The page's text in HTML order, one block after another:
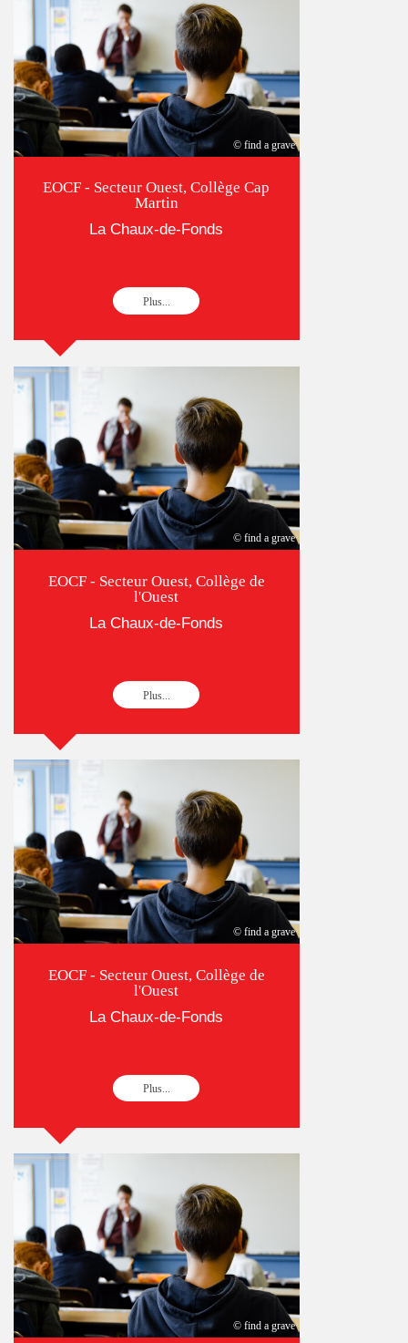
© find a grave
EOCF - Secteur Ouest, Collège Cap
Martin
La Chaux-de-Fonds
Plus...
© find a grave
EOCF - Secteur Ouest, Collège de
l'Ouest
La Chaux-de-Fonds
Plus...
© find a grave
EOCF - Secteur Ouest, Collège de
l'Ouest
La Chaux-de-Fonds
Plus...
© find a grave